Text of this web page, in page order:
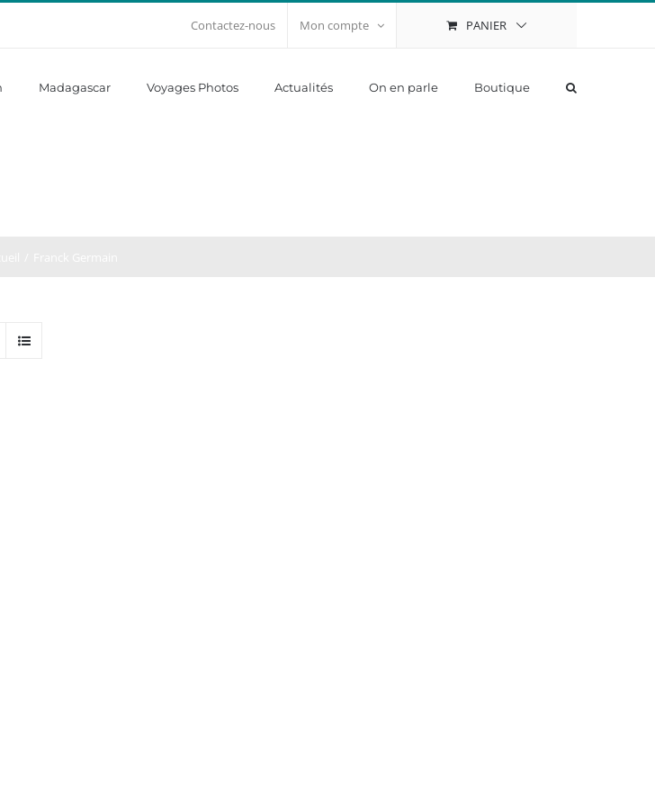
Contactez-nous Mon compte PANIER
Madagascar Voyages Photos Actualités On en parle Boutique